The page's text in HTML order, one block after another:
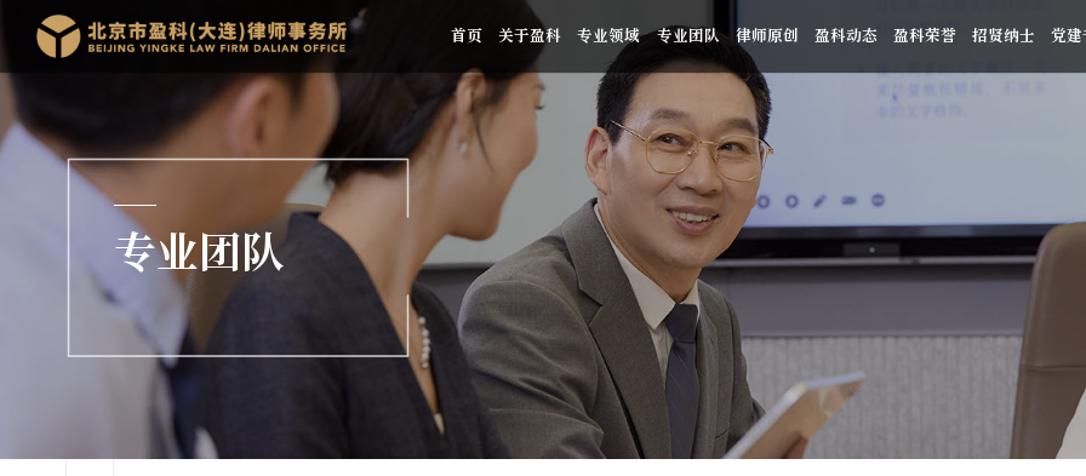
首页 关于盈科 专业领域 专业团队 律师原创 盈科动态 盈科荣誉 招贤纳士 党
专业团队